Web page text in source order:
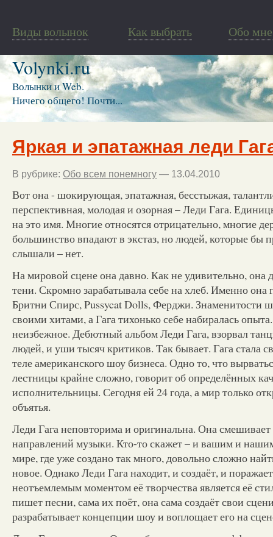
Виды волынок Как выбрать Обо мне
Volynki.ru
Волынки и Web.
Ничего общего! Почти...
Яркая и эпатажная леди
В рубрике: Обо всем понемногу — 13.04.2010
Вот она - шокирующая, эпатажная, бесстыжая,
перспективная, молодая и озорная – Леди Гага.
на это имя. Многие относятся отрицательно, многие
большинство впадают в экстаз, но людей, которые бы
слышали – нет.
На мировой сцене она давно. Как не удивительно, она
тени. Скромно зарабатывала себе на хлеб. Именно она
Бритни Спирс, Pussycat Dolls, Ферджи. Знаменитости
своими хитами, а Гага тихонько себе набиралась
неизбежное. Дебютный альбом Леди Гага, взорвал
людей, и уши тысяч критиков. Так бывает. Гага стала
теле американского шоу бизнеса. Одно то, что
лестницы крайне сложно, говорит об определённых
исполнительницы. Сегодня ей 24 года, а мир только
объятья.
Леди Гага неповторима и оригинальна. Она смешивает
направлений музыки. Кто-то скажет – и вашим и
мире, где уже создано так много, довольно сложно
новое. Однако Леди Гага находит, и создаёт, и
неотъемлемым моментом её творчества является её
пишет песни, сама их поёт, она сама создаёт свои
разрабатывает концепции шоу и воплощает его на